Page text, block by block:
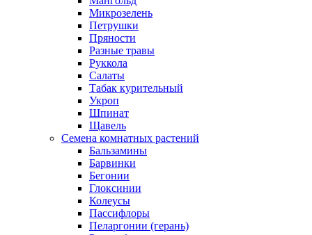
Микрозелень
Петрушки
Пряности
Разные травы
Руккола
Салаты
Табак курительный
Укроп
Шпинат
Щавель
Семена комнатных растений
Бальзамины
Барвинки
Бегонии
Глоксинии
Колеусы
Пассифлоры
Пеларгонии (герань)